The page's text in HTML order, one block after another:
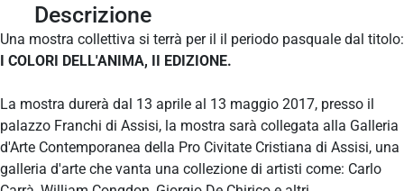
Descrizione
Una mostra collettiva si terrà per il il periodo pasquale dal titolo:
I COLORI DELL'ANIMA, II EDIZIONE.
La mostra durerà dal 13 aprile al 13 maggio 2017, presso il
palazzo Franchi di Assisi, la mostra sarà collegata alla Galleria
d'Arte Contemporanea della Pro Civitate Cristiana di Assisi, una
galleria d'arte che vanta una collezione di artisti come: Carlo